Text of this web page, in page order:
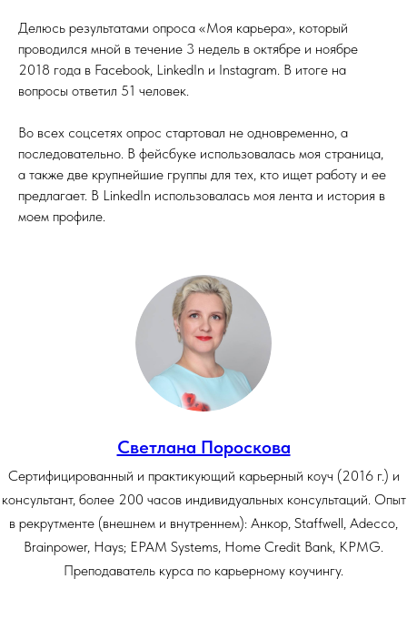
Делюсь результатами опроса «Моя карьера», который
проводился мной в течение 3 недель в октябре и ноябре
2018 года в Facebook, LinkedIn и Instagram. В итоге на
вопросы ответил 51 человек.
Во всех соцсетях опрос стартовал не одновременно, а
последовательно. В фейсбуке использовалась моя страница,
а также две крупнейшие группы для тех, кто ищет работу и ее
предлагает. В LinkedIn использовалась моя лента и история в
моем профиле.
Светлана Пороскова
Сертифицированный и практикующий карьерный коуч (2016 г.) и
консультант, более 200 часов индивидуальных консультаций. Опыт
в рекрутменте (внешнем и внутреннем): Анкор, Staffwell, Adecco,
Brainpower, Hays; EPAM Systems, Home Credit Bank, KPMG.
Преподаватель курса по карьерному коучингу.